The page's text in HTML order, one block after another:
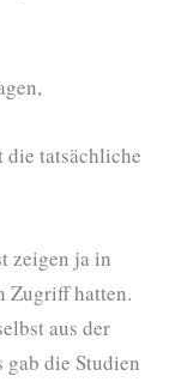
die tatsächliche
zeigen ja in
Zugriff hatten.
aus der
die Studien